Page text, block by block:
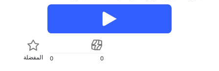
المفضلة 0 0